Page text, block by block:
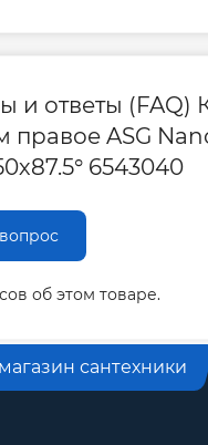
и ответы (FAQ)
правое ASG
6543040
об этом товаре.
сантехники